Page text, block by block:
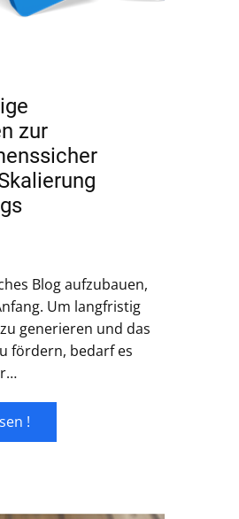
zur
Blog aufzubauen,
Um langfristig
generieren und das
fördern, bedarf es
!